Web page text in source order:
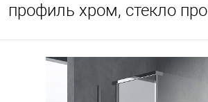
профиль хром, стекло